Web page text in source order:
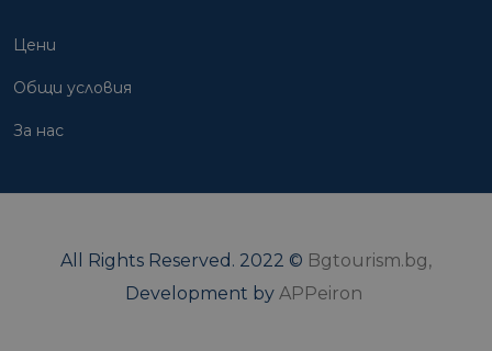
Цени
Общи условия
За нас
All Rights Reserved. 2022 © Bgtourism.bg,
Development by APPeiron